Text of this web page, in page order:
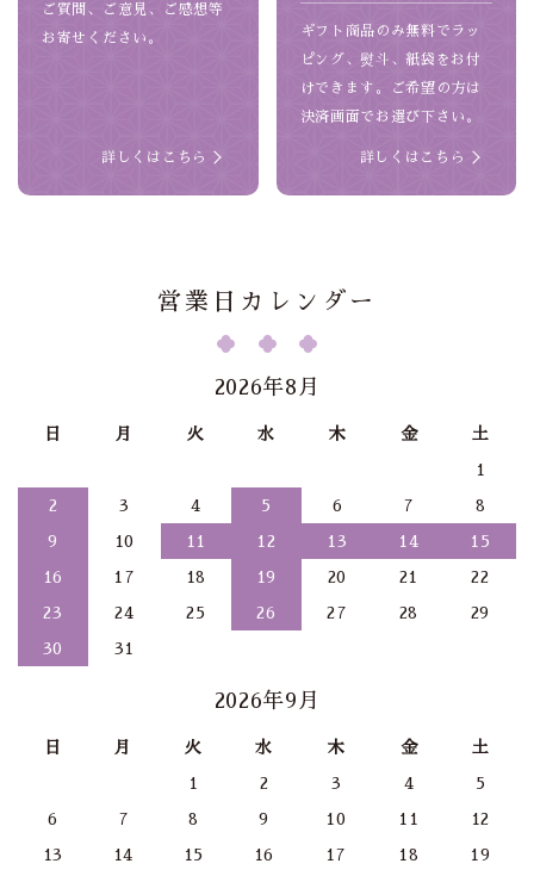
ご質問、ご意見、ご感想等
お寄せください。
詳しくはこちら
ギフト商品のみ無料でラッ
ピング、熨斗、紙袋をお付
けできます。ご希望の方は
決済画面でお選び下さい。
詳しくはこちら
営業日カレンダー
2026年8月
日 月 火 水 木 金 土
1
2 3 4 5 6 7 8
9 10 11 12 13 14 15
16 17 18 19 20 21 22
23 24 25 26 27 28 29
30 31
2026年9月
日 月 火 水 木 金 土
1 2 3 4 5
6 7 8 9 10 11 12
13 14 15 16 17 18 19